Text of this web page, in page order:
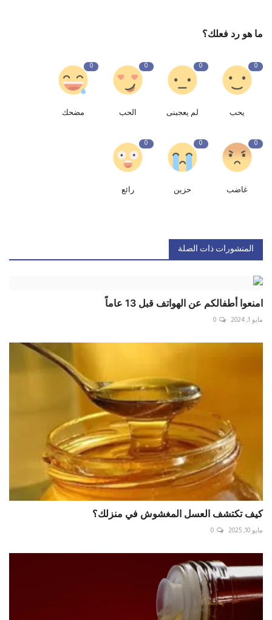
ما هو رد فعلك؟
0
يحب
0
لم يعجبنى
0
الحب
0
مضحك
0
غاضب
0
حزين
0
رائع
المنشورات ذات الصلة
امنعوا أطفالكم عن الهواتف قبل 13 عاماً
مايو 1, 2024 0
كيف تكتشف العسل المغشوش في منزلك؟
مايو 10, 2025 0